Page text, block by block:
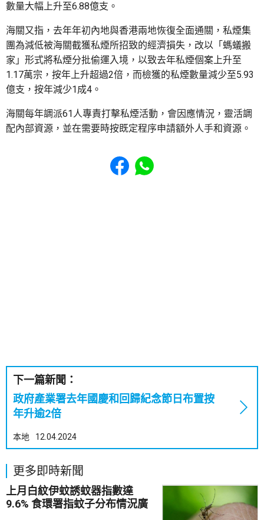
數量大幅上升至6.88億支。
海關又指，去年年初內地與香港兩地恢復全面通關，私煙集
團為減低被海關截獲私煙所招致的經濟損失，改以「螞蟻搬
家」形式將私煙分批偷運入境，以致去年私煙個案上升至
1.17萬宗，按年上升超過2倍，而檢獲的私煙數量減少至5.93
億支，按年減少1成4。
海關每年調派61人專責打擊私煙活動，會因應情況，靈活調
配內部資源，並在需要時按既定程序申請額外人手和資源。
Share to Facebook
Share to WhatsApp
下一篇新聞：
政府產業署去年國慶和回歸紀念節日布置按
年升逾2倍
本地 12.04.2024
更多即時新聞
上月白紋伊蚊誘蚊器指數達
9.6% 食環署指蚊子分布情況廣